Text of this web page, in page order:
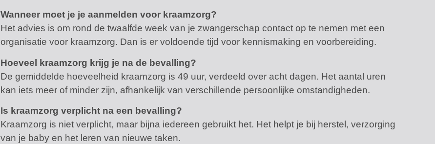
Wanneer moet je je aanmelden voor kraamzorg?
Het advies is om rond de twaalfde week van je zwangerschap contact op te nemen met een
organisatie voor kraamzorg. Dan is er voldoende tijd voor kennismaking en voorbereiding.
Hoeveel kraamzorg krijg je na de bevalling?
De gemiddelde hoeveelheid kraamzorg is 49 uur, verdeeld over acht dagen. Het aantal uren
kan iets meer of minder zijn, afhankelijk van verschillende persoonlijke omstandigheden.
Is kraamzorg verplicht na een bevalling?
Kraamzorg is niet verplicht, maar bijna iedereen gebruikt het. Het helpt je bij herstel, verzorging
van je baby en het leren van nieuwe taken.